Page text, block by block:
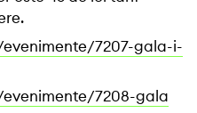
7207-gala-i-
7208-gala